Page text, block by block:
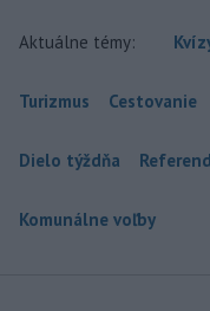
Aktuálne témy:
Turizmus Cestovanie
Dielo týždňa
Komunálne voľby